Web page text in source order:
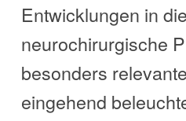
Entwicklungen in
neurochirurgische
besonders
eingehend